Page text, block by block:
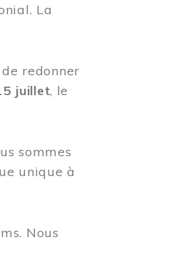
La
redonner
juillet, le
sommes
unique à
Nous